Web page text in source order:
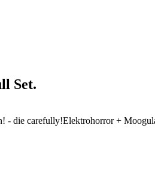
Set.
die carefully!Elektrohorror +